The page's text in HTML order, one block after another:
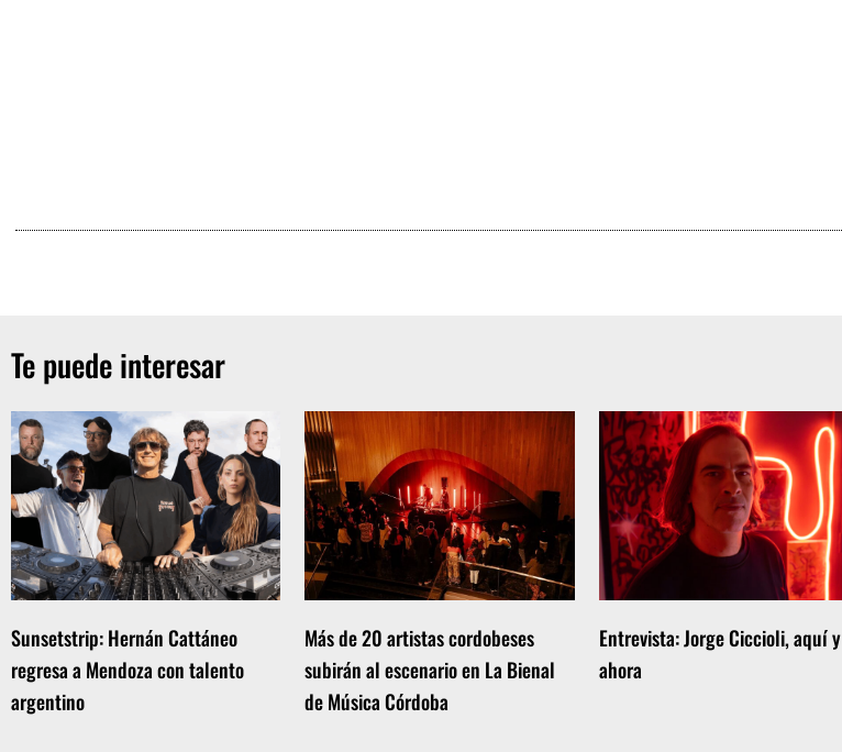
Te puede interesar
Sunsetstrip: Hernán Cattáneo
regresa a Mendoza con talento
argentino
Más de 20 artistas cordobeses
subirán al escenario en La Bienal
de Música Córdoba
Entrevista: Jorge Ciccioli, aquí y
ahora